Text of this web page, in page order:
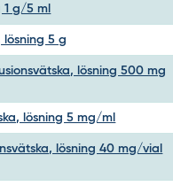
1 g/5 ml
lösning 5 g
lösning 500 mg
lösning 5 mg/ml
lösning 40 mg/vial